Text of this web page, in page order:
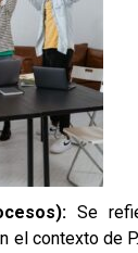
Se
el contexto de